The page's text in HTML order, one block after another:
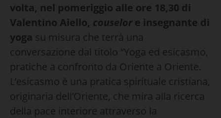
volta, nel pomeriggio alle ore 18,30 di
Valentino Aiello, couselore insegnante di
yoga su misura che terrà una
conversazione dal titolo “Yoga ed esicasmo,
pratiche a confronto da Oriente a Oriente.
L’esicasmo è una pratica spirituale cristiana,
originaria dell’Oriente, che mira alla ricerca
della pace interiore attraverso la